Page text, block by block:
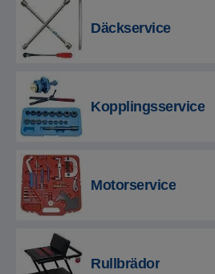
Däckservice
Kopplingsservice
Motorservice
Rullbrädor